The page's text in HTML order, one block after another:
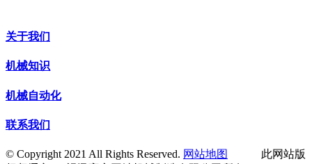
关于我们
机械知识
机械自动化
联系我们
© Copyright 2021 All Rights Reserved. 网站地图
此网站版